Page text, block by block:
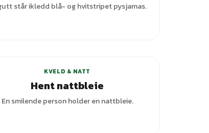
står ikledd blå- og hvitstripet pysjamas.
KVELD & NATT
Hent nattbleie
En smilende person holder en nattbleie.